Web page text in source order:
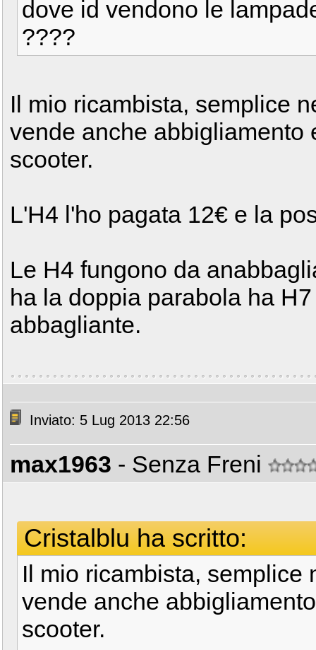
dove id vendono le
????
Il mio ricambista, semplice
vende anche abbigliamento
scooter.
L'H4 l'ho pagata 12€ e la
Le H4 fungono da
ha la doppia parabola ha
abbagliante.
Inviato: 5 Lug 2013 22:56
max1963 - Senza Freni
Cristalblu ha scritto:
Il mio ricambista, semplice
vende anche
scooter.